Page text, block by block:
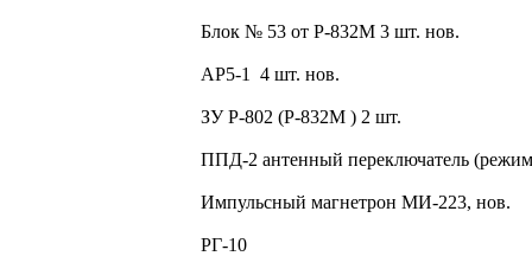
Блок № 53 от Р-832М 3 шт. нов.
АР5-1 4 шт. нов.
ЗУ Р-802 (Р-832М ) 2 шт.
ППД-2 антенный переключатель
Импульсный магнетрон МИ-223, нов.
РГ-10